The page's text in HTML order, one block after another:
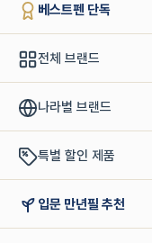
베스트펜 단독
전체 브랜드
나라별 브랜드
특별 할인 제품
입문 만년필 추천